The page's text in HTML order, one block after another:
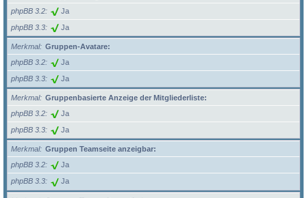
phpBB 3.2
Ja
phpBB 3.3 Ja
Merkmal
Gruppen-Avatare:
phpBB 3.2
Ja
phpBB 3.3 Ja
Merkmal
Gruppenbasierte Anzeige der Mitgliederliste:
phpBB 3.2
Ja
phpBB 3.3 Ja
Merkmal
Gruppen Teamseite anzeigbar:
phpBB 3.2
Ja
phpBB 3.3 Ja